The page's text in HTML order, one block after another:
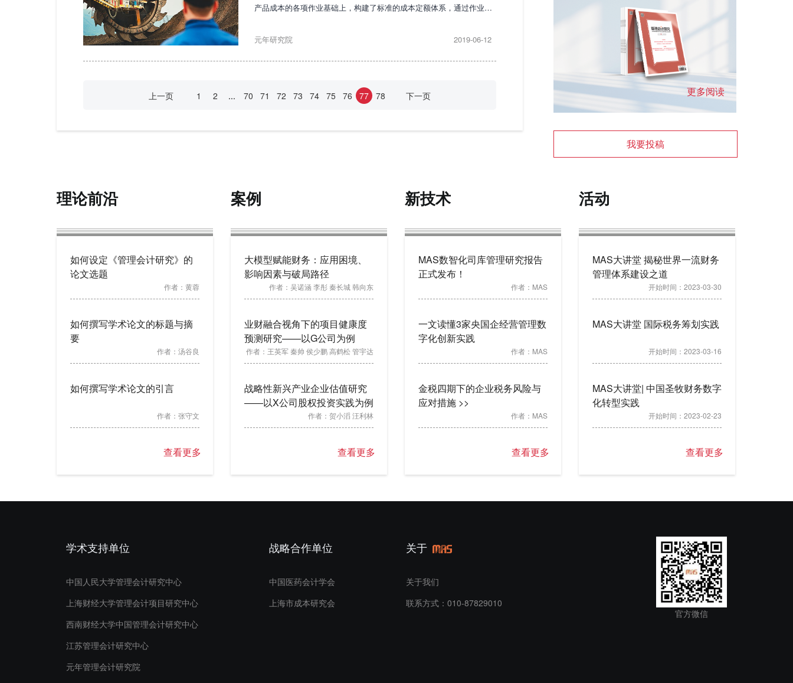
产品成本的各项作业基础上，构建了标准的成本定额体系，通过作业梳
元年研究院
2019-06-12
上一页 1 2 ... 70 71 72 73 74 75 76 77 78 下一页 更多阅读
我要投稿
理论前沿
如何设定《管理会计研究》的
论文选题
作者： 黄蓉
如何撰写学术论文的标题与摘
要
作者： 汤谷良
如何撰写学术论文的引言
作者： 张守文
查看更多
案例
大模型赋能财务：应用困境、
影响因素与破局路径
作者： 吴诺涵 李彤 秦长城 韩向东
业财融合视角下的项目健康度
预测研究——以G公司为例
作者： 王英军 秦帅 侯少鹏 高鹤松 管宇达
战略性新兴产业企业估值研究
——以X公司股权投资实践为例
作者： 贺小滔 汪利林
查看更多
新技术
MAS数智化司库管理研究报告
正式发布！
作者： MAS
一文读懂3家央国企经营管理数
字化创新实践
作者： MAS
金税四期下的企业税务风险与
应对措施 >>
作者： MAS
查看更多
活动
MAS大讲堂 揭秘世界一流财务
管理体系建设之道
开始时间： 2023-03-30
MAS大讲堂 国际税务筹划实践
开始时间： 2023-03-16
MAS大讲堂| 中国圣牧财务数字
化转型实践
开始时间： 2023-02-23
查看更多
学术支持单位
中国人民大学管理会计研究中心
上海财经大学管理会计项目研究中心
西南财经大学中国管理会计研究中心
江苏管理会计研究中心
元年管理会计研究院
战略合作单位
中国医药会计学会
上海市成本研究会
关于
关于我们
联系方式：010-87829010
官方微信